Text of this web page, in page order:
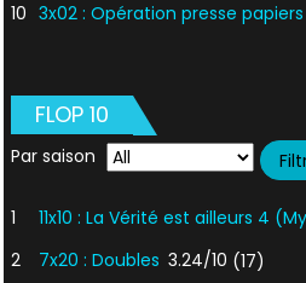
10 3x02 : Opération presse papiers
FLOP 10
Par saison
1 11x10 : La Vérité est ailleurs 4
2
7x20 : Doubles 3.24/10 (17)